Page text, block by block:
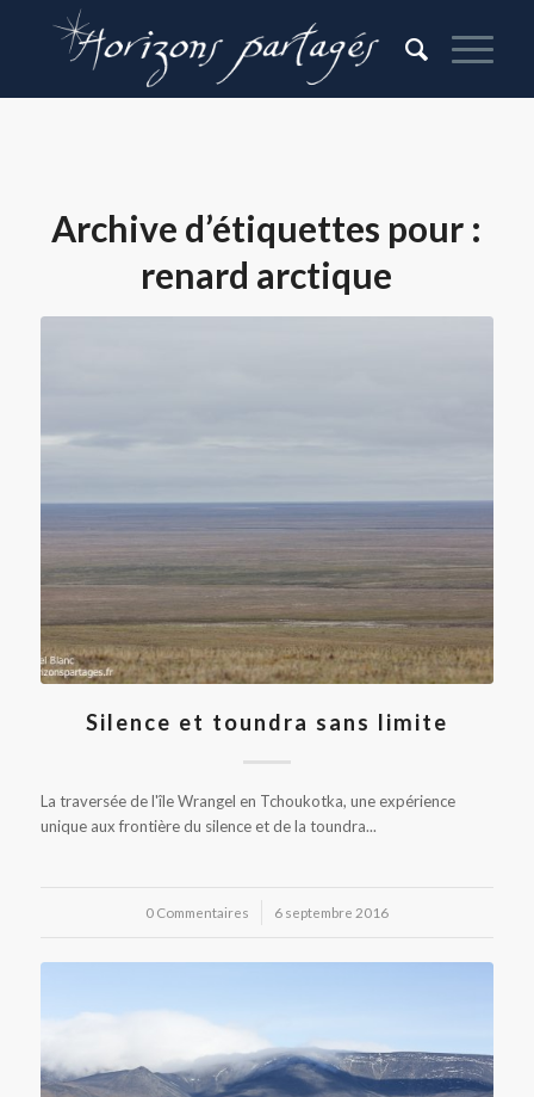
Archive d’étiquettes pour :
renard arctique
Silence et toundra sans limite
La traversée de l'île Wrangel en Tchoukotka, une expérience
unique aux frontière du silence et de la toundra...
0 Commentaires
/ 6 septembre 2016